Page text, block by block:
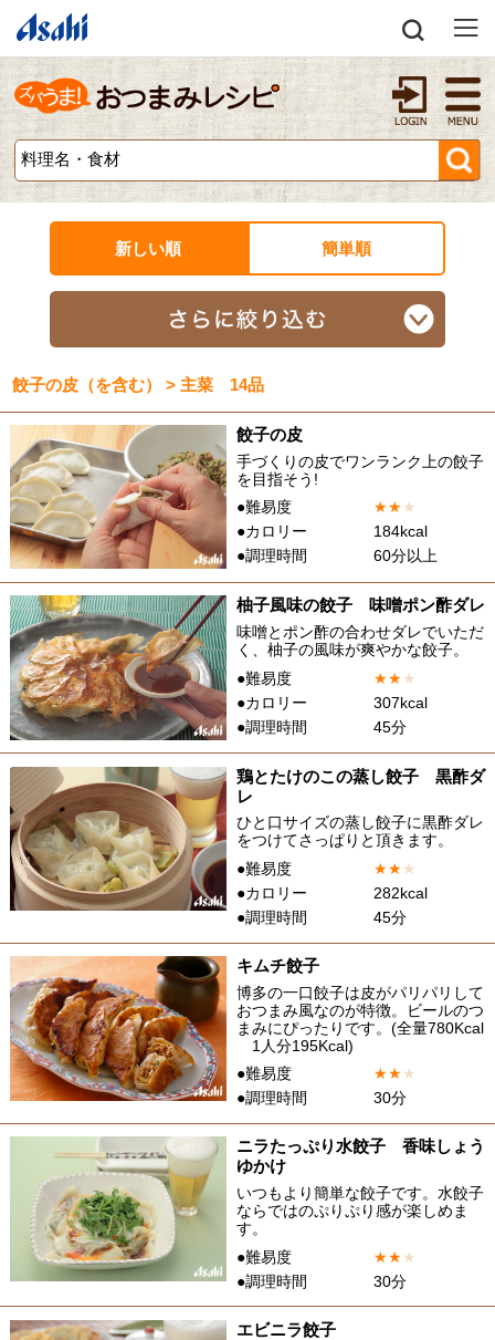
新しい順 簡単順
餃子の皮（を含む） > 主菜 14品
餃子の皮
手づくりの皮でワンランク上の餃子
を目指そう!
●難易度
★★★
●カロリー
184kcal
●調理時間
60分以上
柚子風味の餃子 味噌ポン酢ダレ
味噌とポン酢の合わせダレでいただ
く、柚子の風味が爽やかな餃子。
●難易度
★★★
●カロリー
307kcal
●調理時間
45分
鶏とたけのこの蒸し餃子 黒酢ダ
レ
ひと口サイズの蒸し餃子に黒酢ダレ
をつけてさっぱりと頂きます。
●難易度
★★★
●カロリー
282kcal
●調理時間
45分
キムチ餃子
博多の一口餃子は皮がパリパリして
おつまみ風なのが特徴。ビールのつ
まみにぴったりです。(全量780Kcal
1人分195Kcal)
●難易度
★★★
●調理時間
30分
ニラたっぷり水餃子 香味しょう
ゆかけ
いつもより簡単な餃子です。水餃子
ならではのぷりぷり感が楽しめま
す。
●難易度
★★★
●調理時間
30分
エビニラ餃子